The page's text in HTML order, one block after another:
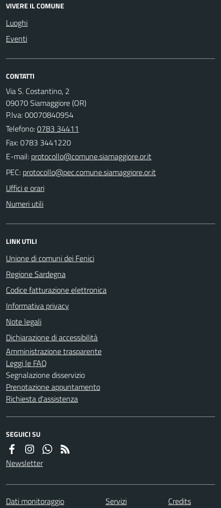
VIVERE IL COMUNE
Luoghi
Eventi
CONTATTI
Via S. Costantino, 2
09070 Siamaggiore (OR)
P.Iva: 00070840954
Telefono:0783 34411
Fax: 0783 3441220
E-mail:
PEC:
Uffici e orari
Numeri utili
LINK UTILI
Unione di comuni dei Fenici
Regione Sardegna
Codice fatturazione elettronica
Informativa privacy
Note legali
Dichiarazione di accessibilità
Amministrazione trasparente
Leggi le FAQ
Segnalazione disservizio
Prenotazione appuntamento
Richiesta d'assistenza
SEGUICI SU
Newsletter
Dati monitoraggio Servizi
Credits